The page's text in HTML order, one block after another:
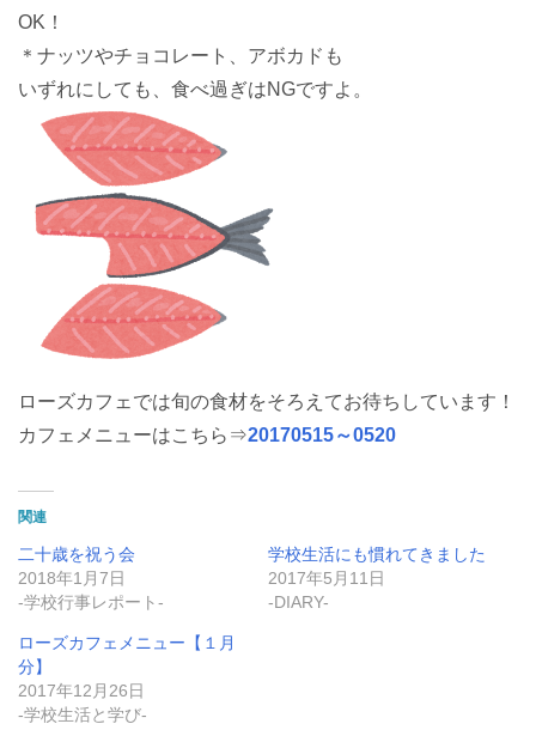
OK！
＊ナッツやチョコレート、アボカドも
いずれにしても、食べ過ぎはNGですよ。
ローズカフェでは旬の食材をそろえてお待ちしています！
カフェメニューはこちら⇒20170515～0520
関連
二十歳を祝う会
2018年1月7日
-学校行事レポート-
学校生活にも慣れてきました
2017年5月11日
-DIARY-
ローズカフェメニュー【１月
分】
2017年12月26日
-学校生活と学び-